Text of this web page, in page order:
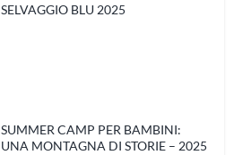
SELVAGGIO BLU 2025
SUMMER CAMP PER BAMBINI:
UNA MONTAGNA DI STORIE – 2025